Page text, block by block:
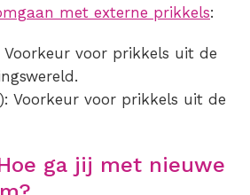
met externe prikkels:
Voorkeur voor prikkels uit de
Voorkeur voor prikkels uit de
ga jij met nieuwe